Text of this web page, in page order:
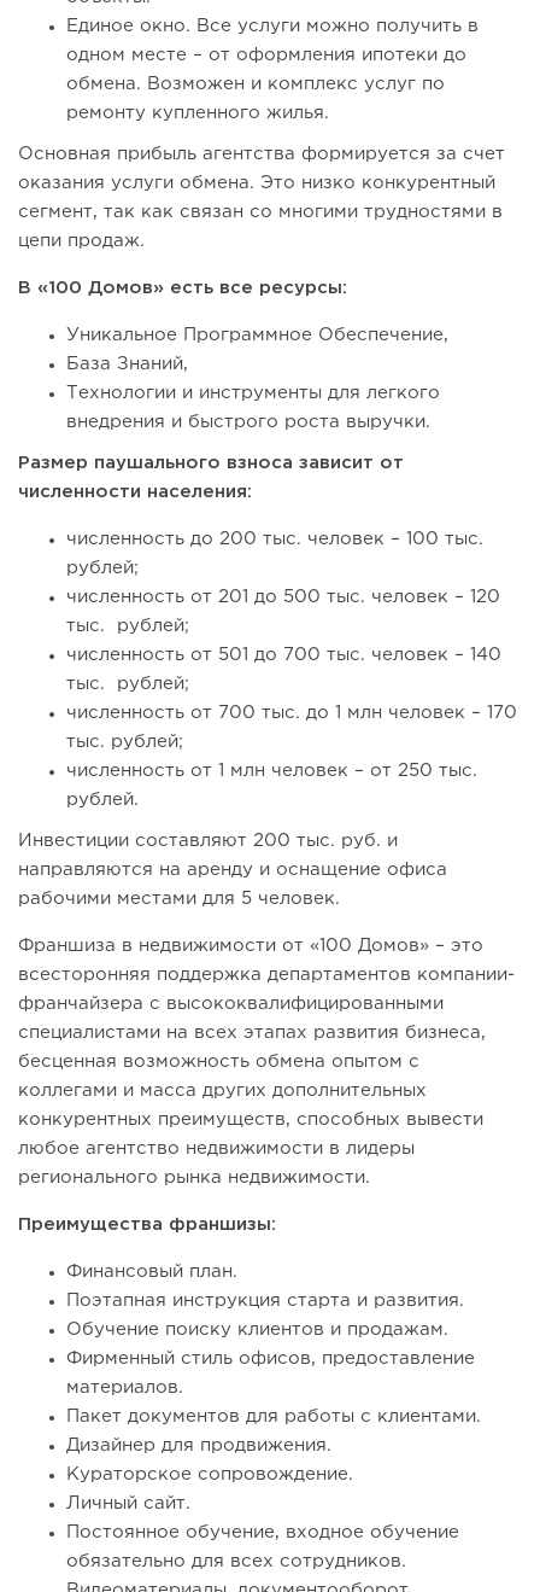
Единое окно. Все услуги можно получить в
одном месте – от оформления ипотеки до
обмена. Возможен и комплекс услуг по
ремонту купленного жилья.
Основная прибыль агентства формируется за счет
оказания услуги обмена. Это низко конкурентный
сегмент, так как связан со многими трудностями в
цепи продаж.
В «100 Домов» есть все ресурсы:
Уникальное Программное Обеспечение,
База Знаний,
Технологии и инструменты для легкого
внедрения и быстрого роста выручки.
Размер паушального взноса зависит от
численности населения:
численность до 200 тыс. человек – 100 тыс.
рублей;
численность от 201 до 500 тыс. человек – 120
тыс. рублей;
численность от 501 до 700 тыс. человек – 140
тыс. рублей;
численность от 700 тыс. до 1 млн человек – 170
тыс. рублей;
численность от 1 млн человек – от 250 тыс.
рублей.
Инвестиции составляют 200 тыс. руб. и
направляются на аренду и оснащение офиса
рабочими местами для 5 человек.
Франшиза в недвижимости от «100 Домов» – это
всесторонняя поддержка департаментов компании-
франчайзера с высококвалифицированными
специалистами на всех этапах развития бизнеса,
бесценная возможность обмена опытом с
коллегами и масса других дополнительных
конкурентных преимуществ, способных вывести
любое агентство недвижимости в лидеры
регионального рынка недвижимости.
Преимущества франшизы:
Финансовый план.
Поэтапная инструкция старта и развития.
Обучение поиску клиентов и продажам.
Фирменный стиль офисов, предоставление
материалов.
Пакет документов для работы с клиентами.
Дизайнер для продвижения.
Кураторское сопровождение.
Личный сайт.
Постоянное обучение, входное обучение
обязательно для всех сотрудников.